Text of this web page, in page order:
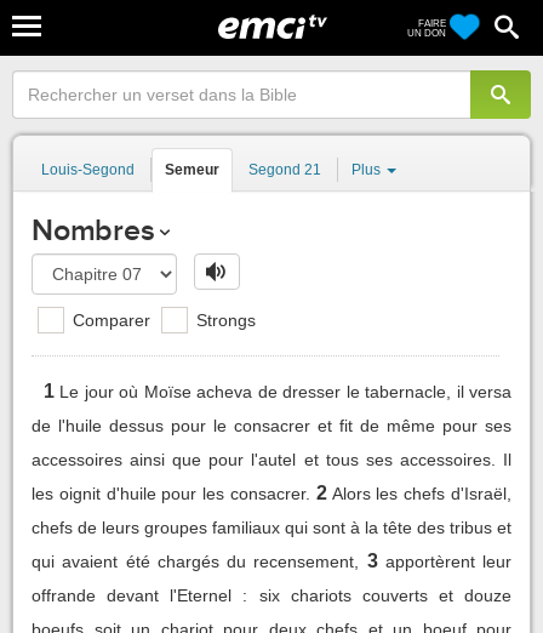
FAIRE
UN DON
Louis-Segond Semeur Segond 21 Plus
Nombres
Comparer Strongs
1 Le jour où Moïse acheva de dresser le tabernacle, il versa
de l'huile dessus pour le consacrer et fit de même pour ses
accessoires ainsi que pour l'autel et tous ses accessoires. Il
les oignit d'huile pour les consacrer. 2 Alors les chefs d'Israël,
chefs de leurs groupes familiaux qui sont à la tête des tribus et
qui avaient été chargés du recensement,
3 apportèrent leur
offrande devant l'Eternel : six chariots couverts et douze